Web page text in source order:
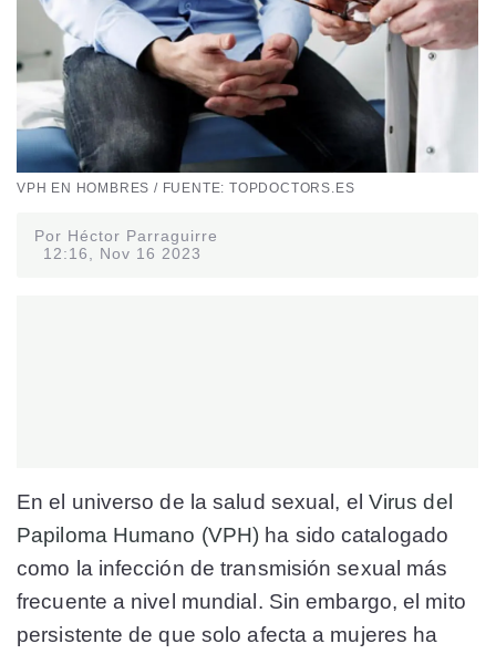
VPH EN HOMBRES / FUENTE: TOPDOCTORS.ES
Por Héctor Parraguirre
12:16, Nov 16 2023
En el universo de la salud sexual, el Virus del
Papiloma Humano (VPH) ha sido catalogado
como la infección de transmisión sexual más
frecuente a nivel mundial. Sin embargo, el mito
persistente de que solo afecta a mujeres ha